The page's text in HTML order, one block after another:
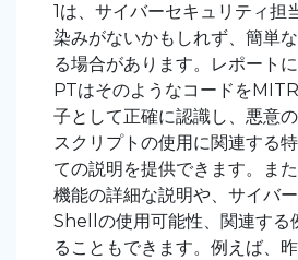
1は、サイバーセキュリティ担
染みがないかもしれず、簡単
る場合があります。レポート
PTはそのようなコードを
子として正確に認識し、悪意
スクリプトの使用に関連する
ての説明を提供できます。ま
機能の詳細な説明や、サイバ
Shellの使用可能性、関連する
ることもできます。例えば、